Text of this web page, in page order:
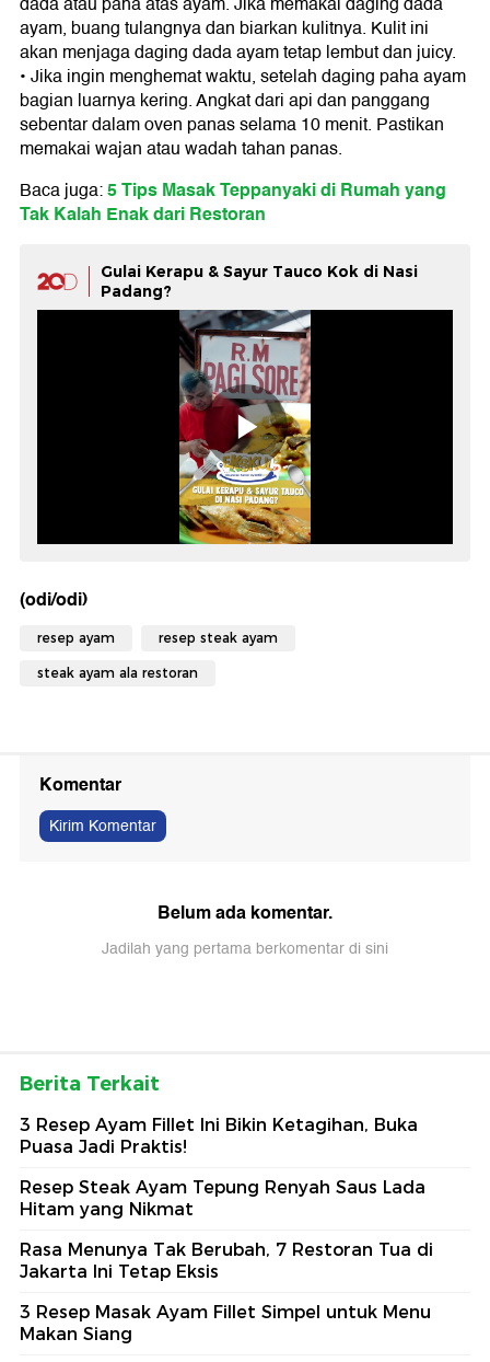
ayam, buang tulangnya dan biarkan kulitnya. Kulit ini
akan menjaga daging dada ayam tetap lembut dan juicy.
• Jika ingin menghemat waktu, setelah daging paha ayam
bagian luarnya kering. Angkat dari api dan panggang
sebentar dalam oven panas selama 10 menit. Pastikan
memakai wajan atau wadah tahan panas.
Baca juga:5 Tips Masak Teppanyaki di Rumah yang
Tak Kalah Enak dari Restoran
Gulai Kerapu & Sayur Tauco Kok di Nasi
Padang?
(odi/odi)
resep ayam resep steak ayam
steak ayam ala restoran
Komentar
Kirim Komentar
Belum ada komentar.
Jadilah yang pertama berkomentar di sini
Berita Terkait
3 Resep Ayam Fillet Ini Bikin Ketagihan, Buka
Puasa Jadi Praktis!
Resep Steak Ayam Tepung Renyah Saus Lada
Hitam yang Nikmat
Rasa Menunya Tak Berubah, 7 Restoran Tua di
Jakarta Ini Tetap Eksis
3 Resep Masak Ayam Fillet Simpel untuk Menu
Makan Siang